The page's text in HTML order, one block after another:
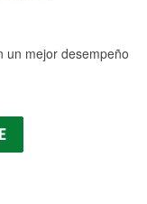
un mejor desempeño